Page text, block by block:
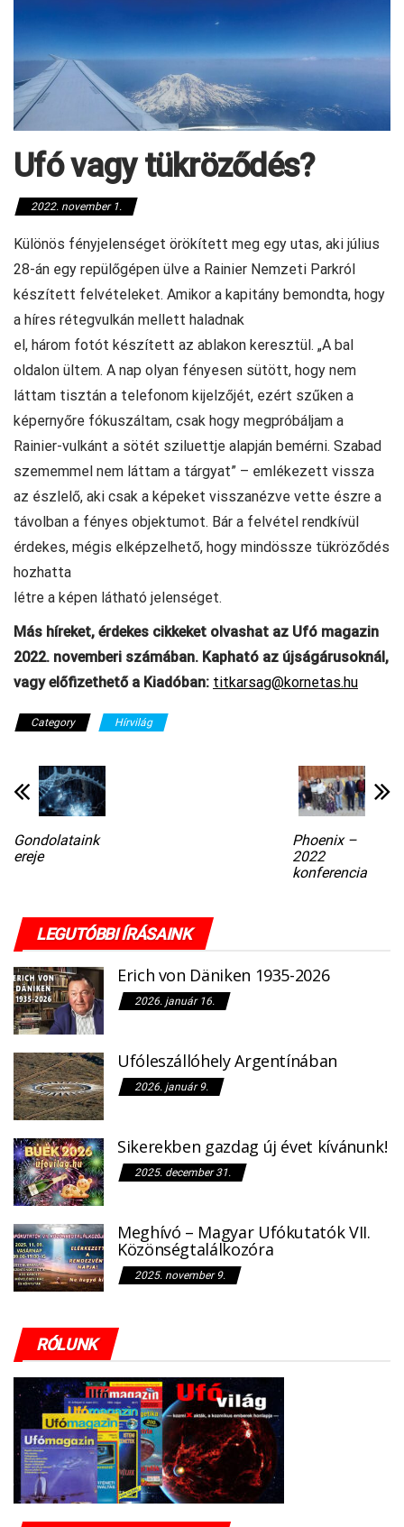
Ufó vagy tükröződés?
2022. november 1.
Különös fényjelenséget örökített meg egy utas, aki július
28-án egy repülőgépen ülve a Rainier Nemzeti Parkról
készített felvételeket. Amikor a kapitány bemondta, hogy
a híres rétegvulkán mellett haladnak
el, három fotót készített az ablakon keresztül. „A bal
oldalon ültem. A nap olyan fényesen sütött, hogy nem
láttam tisztán a telefonom kijelzőjét, ezért szűken a
képernyőre fókuszáltam, csak hogy megpróbáljam a
Rainier-vulkánt a sötét sziluettje alapján bemérni. Szabad
szememmel nem láttam a tárgyat” – emlékezett vissza
az észlelő, aki csak a képeket visszanézve vette észre a
távolban a fényes objektumot. Bár a felvétel rendkívül
érdekes, mégis elképzelhető, hogy mindössze tükröződés
hozhatta
létre a képen látható jelenséget.
Más híreket, érdekes cikkeket olvashat az Ufó magazin
2022. novemberi számában. Kapható az újságárusoknál,
vagy előfizethető a Kiadóban: titkarsag@kornetas.hu
Category Hírvilág
Gondolataink
ereje
Phoenix –
2022
konferencia
LEGUTÓBBI ÍRÁSAINK
Erich von Däniken 1935-2026
2026. január 16.
Ufóleszállóhely Argentínában
2026. január 9.
Sikerekben gazdag új évet kívánunk!
2025. december 31.
Meghívó – Magyar Ufókutatók VII.
Közönségtalálkozóra
2025. november 9.
RÓLUNK